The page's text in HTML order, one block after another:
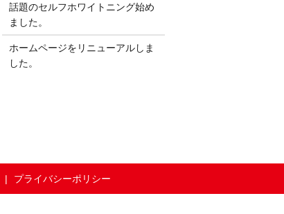
話題のセルフホワイトニング始め
ました。
ホームページをリニューアルしま
した。
プライバシーポリシー